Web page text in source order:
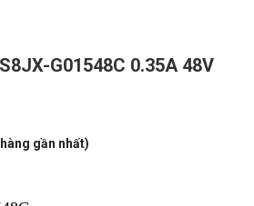
G01548C 0.35A 48V
gần nhất)